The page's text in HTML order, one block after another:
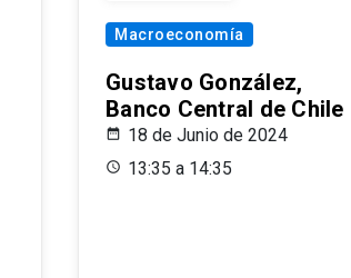
Macroeconomía
Gustavo González,
Banco Central de Chile
18 de Junio de 2024
13:35 a 14:35